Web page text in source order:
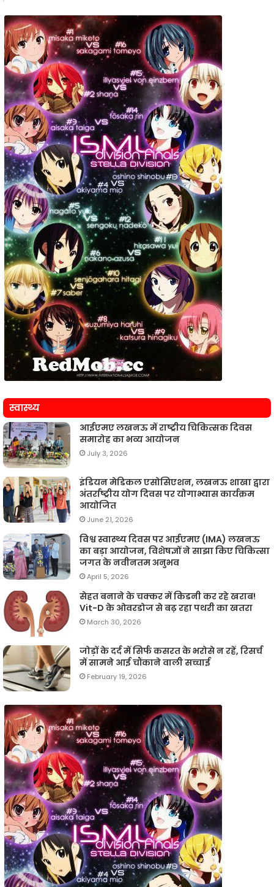
स्वास्थ्य
आईएमए लखनऊ में राष्ट्रीय चिकित्सक दिवस
समारोह का भव्य आयोजन
July 3, 2026
इंडियन मेडिकल एसोसिएशन, लखनऊ शाखा द्वारा
अंतर्राष्ट्रीय योग दिवस पर योगाभ्यास कार्यक्रम
आयोजित
June 21, 2026
विश्व स्वास्थ्य दिवस पर आईएमए (IMA) लखनऊ
का बड़ा आयोजन, विशेषज्ञों ने साझा किए चिकित्सा
जगत के नवीनतम अनुभव
April 5, 2026
सेहत बनाने के चक्कर में किडनी कर रहे खराब!
Vit-D के ओवरडोज से बढ़ रहा पथरी का खतरा
March 30, 2026
जोड़ों के दर्द में सिर्फ कसरत के भरोसे न रहें, रिसर्च
में सामने आई चौंकाने वाली सच्चाई
February 19, 2026